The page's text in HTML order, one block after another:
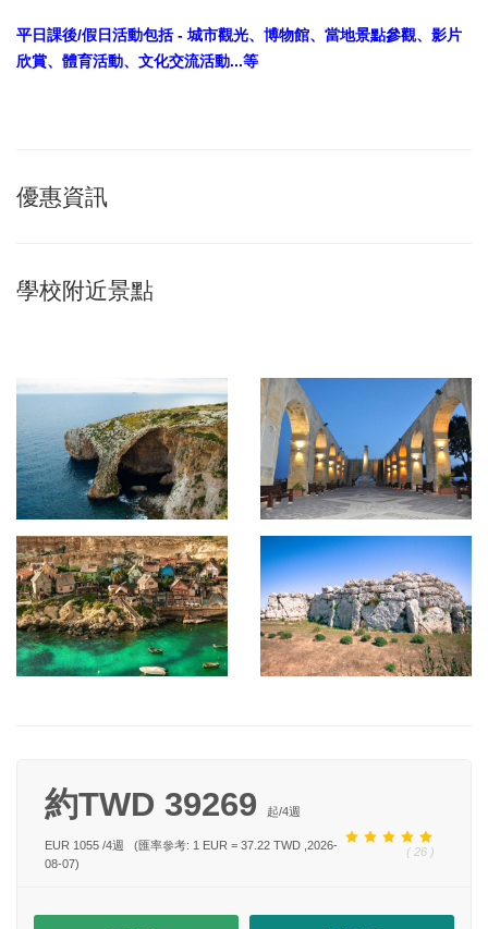
平日課後/假日活動包括 - 城市觀光、博物館、當地景點參觀、影片
欣賞、體育活動、文化交流活動...等
優惠資訊
學校附近景點
約TWD 39269 起/4週
EUR 1055 /4週 ( 26 )
(匯率參考: 1 EUR = 37.22 TWD ,2026-
08-07)